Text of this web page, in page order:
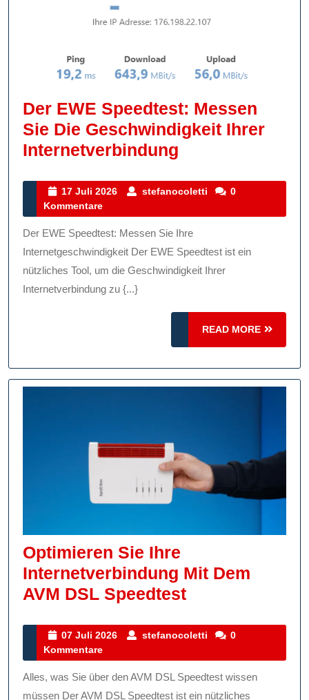
Der EWE Speedtest: Messen
Sie Die Geschwindigkeit Ihrer
Internetverbindung
Speedtest:
Sie
Die
17 Juli 2026
17
2026
stefanocoletti stefanocoletti
0
Kommentare
Der EWE Speedtest: Messen Sie Ihre
Internetgeschwindigkeit Der EWE Speedtest ist ein
nützliches Tool, um die Geschwindigkeit Ihrer
Internetverbindung zu {...}
READ MORE
READ
MORE
Optimieren Sie Ihre
Internetverbindung Mit Dem
AVM DSL SpeedtestOptimieren
Ihre
Mit
07 Juli 2026
07
2026
stefanocoletti stefanocoletti
0
Kommentare
Alles, was Sie über den AVM DSL Speedtest wissen
müssen Der AVM DSL Speedtest ist ein nützliches